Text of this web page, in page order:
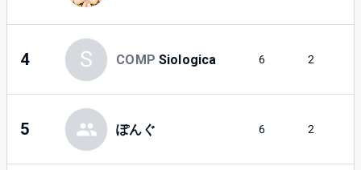
4 S COMP Siologica 6 2
5 ぽんぐ 6 2